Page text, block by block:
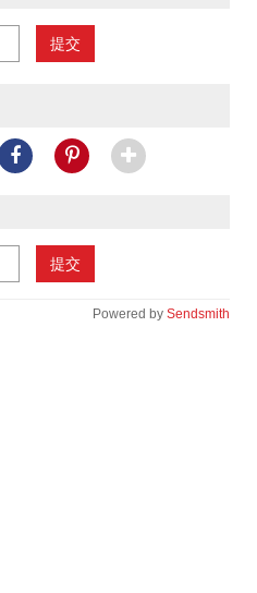
提交
提交
Powered by Sendsmith